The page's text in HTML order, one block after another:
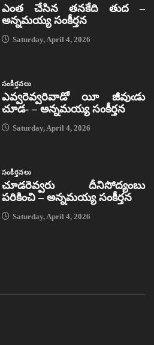
ఎంత చేసిన తనకేది తుద –
అన్నమయ్య సంకీర్తన
Saturday, April 4, 2026
సంకీర్తనలు
ఎవ్వరెవ్వరివాడో యీ జీవుఁడు
చూడ- – అన్నమయ్య సంకీర్తన
Saturday, April 4, 2026
సంకీర్తనలు
చూడరెవ్వరు దీనిసోద్యంబు
పరికించి – అన్నమయ్య సంకీర్తన
Saturday, April 4, 2026